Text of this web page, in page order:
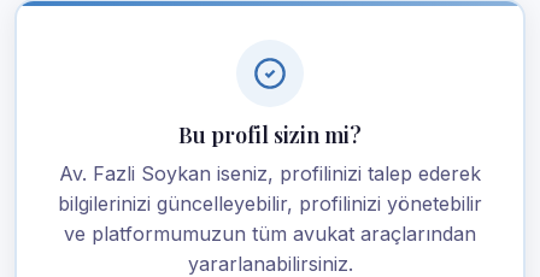
Bu profil sizin mi?
Av. Fazli Soykan iseniz, profilinizi talep ederek
bilgilerinizi güncelleyebilir, profilinizi yönetebilir
ve platformumuzun tüm avukat araçlarından
yararlanabilirsiniz.